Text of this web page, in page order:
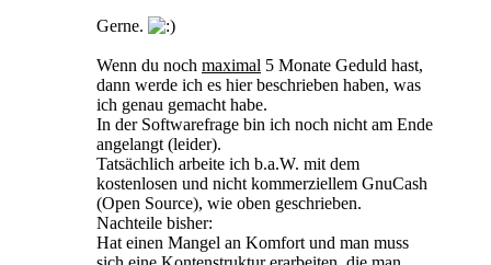
Gerne.
Wenn du noch maximal 5 Monate Geduld hast,
dann werde ich es hier beschrieben haben, was
ich genau gemacht habe.
In der Softwarefrage bin ich noch nicht am Ende
angelangt (leider).
Tatsächlich arbeite ich b.a.W. mit dem
kostenlosen und nicht kommerziellem GnuCash
(Open Source), wie oben geschrieben.
Nachteile bisher:
Hat einen Mangel an Komfort und man muss